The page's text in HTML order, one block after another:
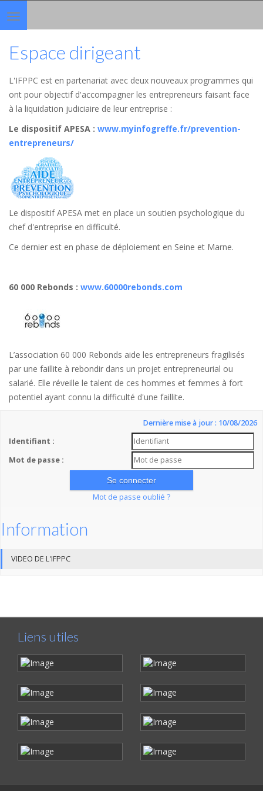
Toggle
navigation
Espace dirigeant
L'IFPPC est en partenariat avec deux nouveaux programmes qui
ont pour objectif d'accompagner les entrepreneurs faisant face
à la liquidation judiciaire de leur entreprise :
Le dispositif APESA : www.myinfogreffe.fr/prevention-
entrepreneurs/
Le dispositif APESA met en place un soutien psychologique du
chef d'entreprise en difficulté.
Ce dernier est en phase de déploiement en Seine et Marne.
60 000 Rebonds : www.60000rebonds.com
L’association 60 000 Rebonds aide les entrepreneurs fragilisés
par une faillite à rebondir dans un projet entrepreneurial ou
salarié. Elle réveille le talent de ces hommes et femmes à fort
potentiel ayant connu la difficulté d'une faillite.
Dernière mise à jour : 10/08/2026
Identifiant :
Mot de passe :
Mot de passe oublié ?
Information
VIDEO DE L'IFPPC
Liens utiles